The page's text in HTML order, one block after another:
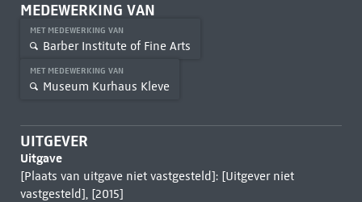
MEDEWERKING VAN
MET MEDEWERKING VAN
Barber Institute of Fine Arts
MET MEDEWERKING VAN
Museum Kurhaus Kleve
UITGEVER
Uitgave
[Plaats van uitgave niet vastgesteld]: [Uitgever niet
vastgesteld], [2015]